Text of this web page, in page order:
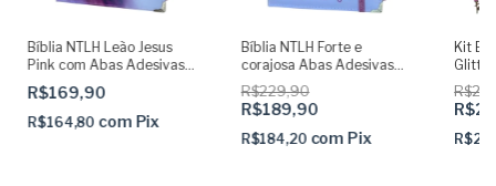
Bíblia NTLH Leão Jesus
Pink com Abas Adesivas
Capa dura acolchoada
R$169,90
R$164,80 com Pix
Bíblia NTLH Forte e
corajosa Abas Adesivas
Capa dura acolchoada +
elastico rosa
R$229,90
R$189,90
R$184,20 com Pix
Kit
Marca